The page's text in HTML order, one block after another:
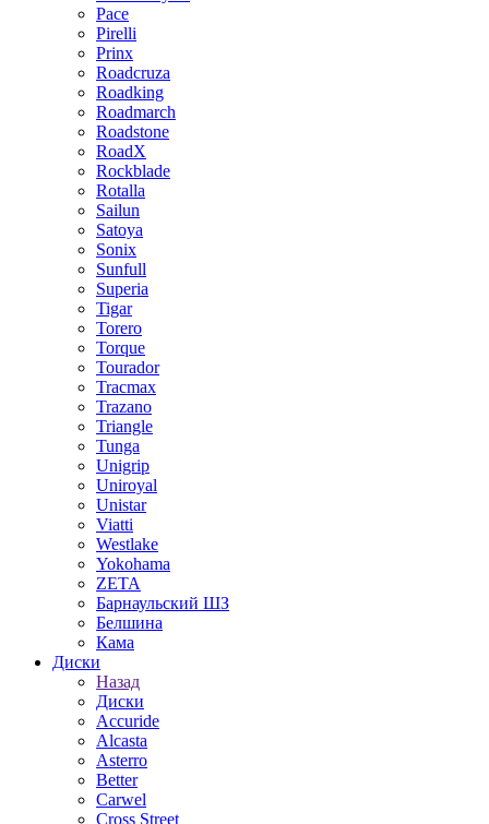
Pace
Pirelli
Prinx
Roadcruza
Roadking
Roadmarch
Roadstone
RoadX
Rockblade
Rotalla
Sailun
Satoya
Sonix
Sunfull
Superia
Tigar
Torero
Torque
Tourador
Tracmax
Trazano
Triangle
Tunga
Unigrip
Uniroyal
Unistar
Viatti
Westlake
Yokohama
ZETA
Барнаульский ШЗ
Белшина
Кама
Диски
Назад
Диски
Accuride
Alcasta
Asterro
Better
Carwel
Cross Street